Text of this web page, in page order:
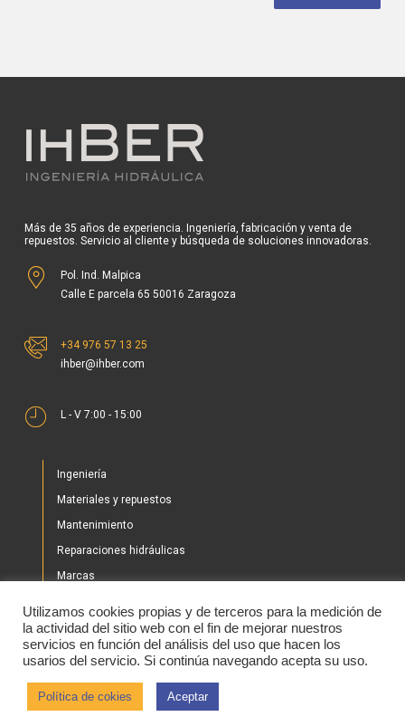
Más de 35 años de experiencia. Ingeniería, fabricación y venta de
repuestos. Servicio al cliente y búsqueda de soluciones innovadoras.
Pol. Ind. Malpica
Calle E parcela 65 50016 Zaragoza
+34 976 57 13 25
ihber@ihber.com
L - V 7:00 - 15:00
Ingeniería
Materiales y repuestos
Mantenimiento
Reparaciones hidráulicas
Marcas
Tienda
Noticias
Utilizamos cookies propias y de terceros para la medición de
la actividad del sitio web con el fin de mejorar nuestros
servicios en función del análisis del uso que hacen los
usarios del servicio. Si continúa navegando acepta su uso.
Política de cokies Aceptar